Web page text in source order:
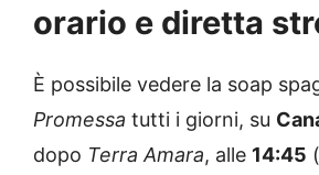
orario e diretta
È possibile vedere la soap
Promessa tutti i giorni, su
dopo Terra Amara, alle 14:45